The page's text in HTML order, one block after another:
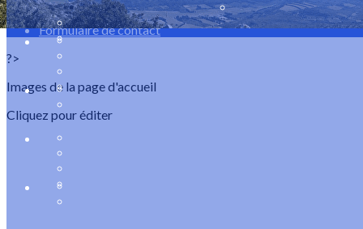
Accès
Formulaire de contact
?>
Images de la page d'accueil
Cliquez pour éditer